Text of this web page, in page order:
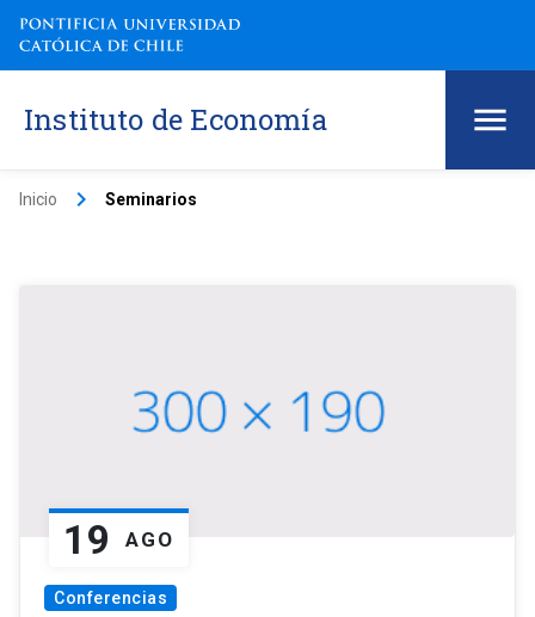
Instituto de Economía
Inicio keyboard_arrow_right Seminarios
19 AGO
Conferencias